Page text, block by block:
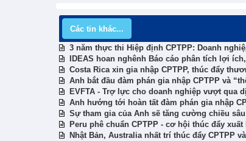
Các tin khác...
3 năm thực thi Hiệp định CPTPP: Doanh
IDEAS hoan nghênh Báo cáo phân tích lợi
Costa Rica xin gia nhập CPTPP, thúc đẩy
Anh bắt đầu đàm phán gia nhập CPTPP và
EVFTA - Trợ lực cho doanh nghiệp vượt qua
Anh hướng tới hoàn tất đàm phán gia nhập
Sự tham gia của Anh sẽ tăng cường chiều
Peru phê chuẩn CPTPP - cơ hội thúc đẩy xuất
Nhật Bản, Australia nhất trí thúc đẩy CPTPP